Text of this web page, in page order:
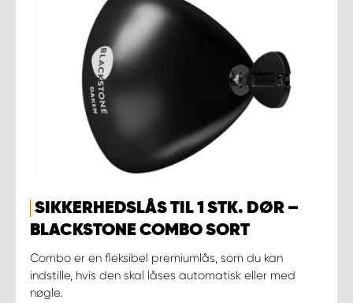
SIKKERHEDSLÅS TIL 1 STK. DØR –
BLACKSTONE COMBO SORT
Combo er en fleksibel premiumlås, som du kan
indstille, hvis den skal låses automatisk eller med
nøgle.